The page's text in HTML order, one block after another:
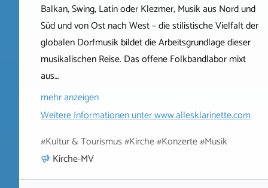
Balkan, Swing, Latin oder Klezmer, Musik aus Nord und
Süd und von Ost nach West – die stilistische Vielfalt der
globalen Dorfmusik bildet die Arbeitsgrundlage dieser
musikalischen Reise. Das offene Folkbandlabor mixt
aus…
mehr anzeigen
Weitere Informationen unterwww.allesklarinette.com
#Kultur & Tourismus #Kirche #Konzerte #Musik
Kirche-MV